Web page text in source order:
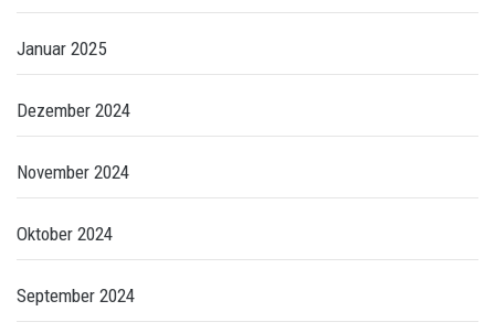
Januar 2025
Dezember 2024
November 2024
Oktober 2024
September 2024